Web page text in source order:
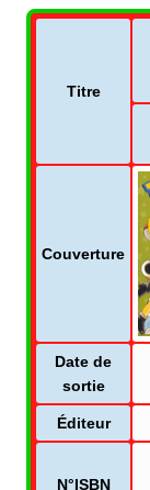
Titre
Couverture
Date de
sortie
Éditeur
N°ISBN